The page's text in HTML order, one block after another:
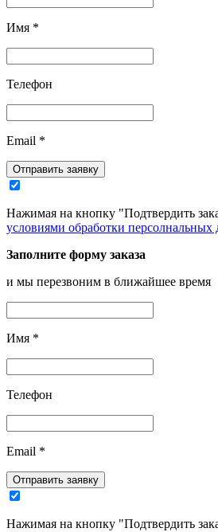
Имя *
Телефон
Email *
Отправить заявку
Нажимая на кнопку "Подтвердить
условиями обработки персолнальных
Заполните форму заказа
и мы перезвоним в ближайшее время
Имя *
Телефон
Email *
Отправить заявку
Нажимая на кнопку "Подтвердить